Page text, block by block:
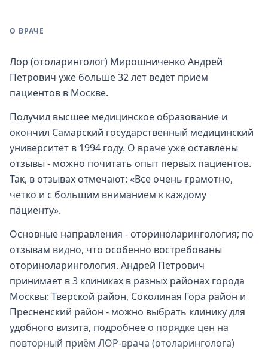
О ВРАЧЕ
Лор (отоларинголог) Мирошниченко Андрей
Петрович уже больше 32 лет ведёт приём
пациентов в Москве.
Получил высшее медицинское образование и
окончил Самарский государственный медицинский
университет в 1994 году. О враче уже оставлены
отзывы - можно почитать опыт первых пациентов.
Так, в отзывах отмечают: «Все очень грамотно,
четко и с большим вниманием к каждому
пациенту».
Основные направления - оториноларингология; по
отзывам видно, что особенно востребованы
оториноларингология. Андрей Петрович
принимает в 3 клиниках в разных районах города
Москвы: Тверской район, Соколиная Гора район и
Пресненский район - можно выбрать клинику для
удобного визита, подробнее о порядке цен на
повторный приём ЛОР-врача (отоларинголога)